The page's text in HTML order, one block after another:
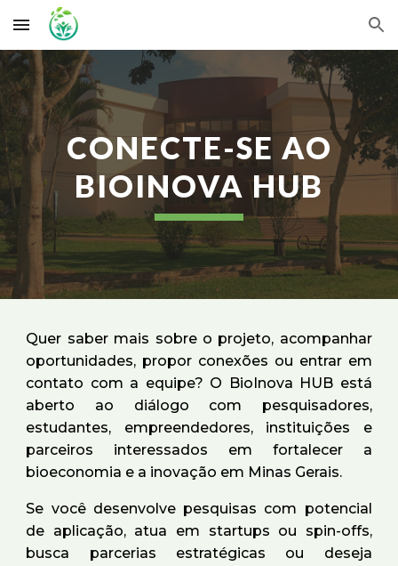
Skip to main content Skip to navigation
CONECTE-SE AO
BIOINOVA HUB
Quer saber mais sobre o projeto, acompanhar
oportunidades, propor conexões ou entrar em
contato com a equipe? O BioInova HUB está
aberto ao diálogo com pesquisadores,
estudantes, empreendedores, instituições e
parceiros interessados em fortalecer a
bioeconomia e a inovação em Minas Gerais.
Se você desenvolve pesquisas com potencial
de aplicação, atua em startups ou spin-offs,
busca parcerias estratégicas ou deseja